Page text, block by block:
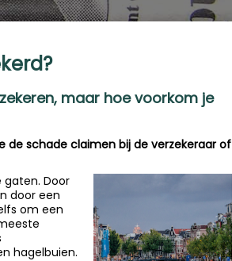
maar hoe voorkom je
de schade claimen bij de verzekeraar of
gaten. Door
door een
om een
hagelbuien.